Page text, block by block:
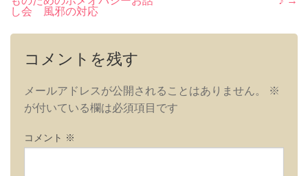
稿
ナ
シ
ン
し会 風邪の対応
コメントを残す
メールアドレスが公開されることはありません。
※
が付いている欄は必須項目です
コメント ※